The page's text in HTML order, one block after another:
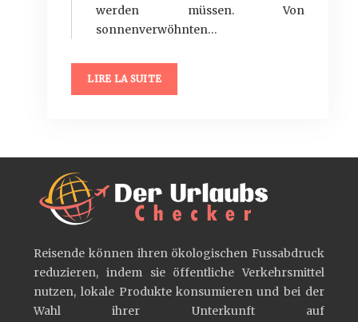
werden müssen. Von
sonnenverwöhnten…
LIRE LA SUITE
Reisende können ihren ökologischen Fussabdruck
reduzieren, indem sie öffentliche Verkehrsmittel
nutzen, lokale Produkte konsumieren und bei der
Wahl ihrer Unterkunft auf